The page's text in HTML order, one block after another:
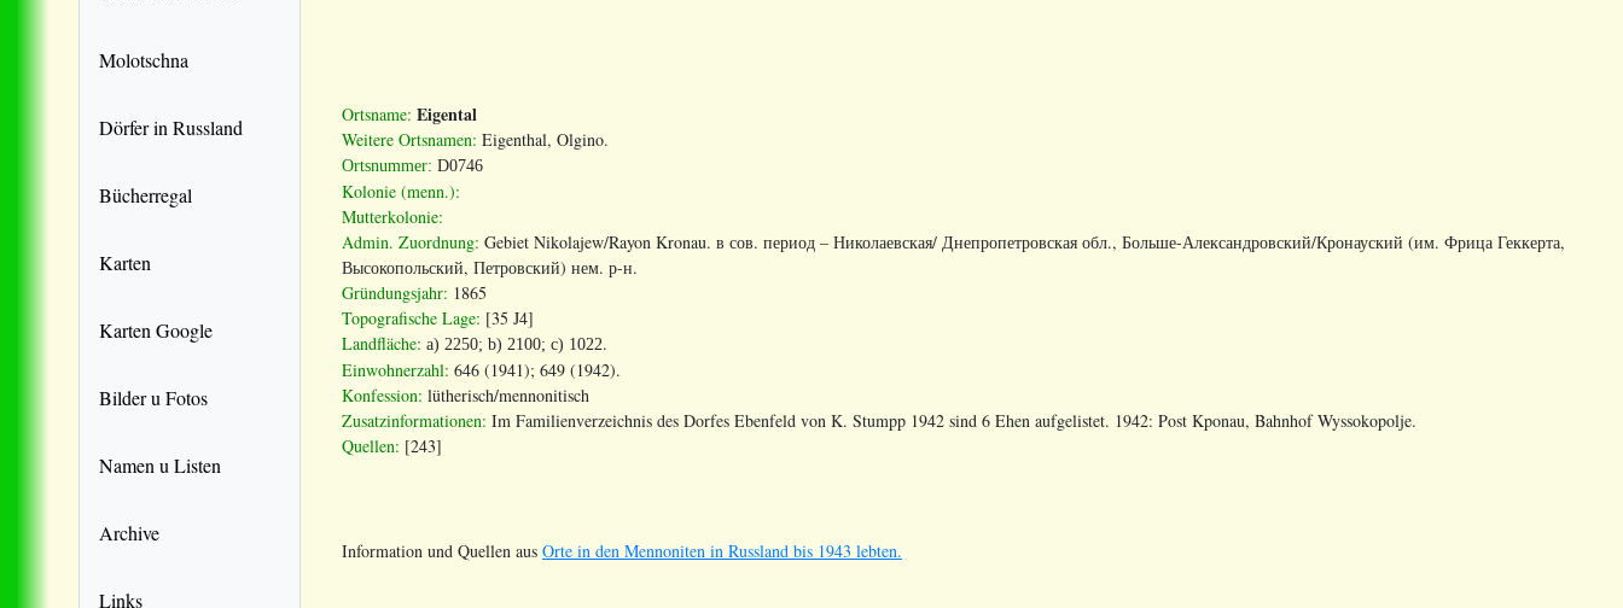
Molotschna
Dörfer in Russland
Bücherregal
Karten
Karten Google
Bilder u Fotos
Namen u Listen
Archive
Links
Ortsname: Eigental
Weitere Ortsnamen: Eigenthal, Olgino.
Ortsnummer: D0746
Kolonie (menn.):
Mutterkolonie:
Admin. Zuordnung: Gebiet Nikolajew/Rayon Kronau. в сов. период – Николаевская/ Днепропетровская обл., Больше-Александровский/Кронауский (им. Фрица Геккерта,
Высокопольский, Петровский) нем. р-н.
Gründungsjahr: 1865
Topografische Lage: [35 J4]
Landfläche: a) 2250; b) 2100; c) 1022.
Einwohnerzahl: 646 (1941); 649 (1942).
Konfession: lütherisch/mennonitisch
Zusatzinformationen: Im Familienverzeichnis des Dorfes Ebenfeld von K. Stumpp 1942 sind 6 Ehen aufgelistet. 1942: Post Kponau, Bahnhof Wyssokopolje.
Quellen: [243]
Information und Quellen aus Orte in den Mennoniten in Russland bis 1943 lebten.